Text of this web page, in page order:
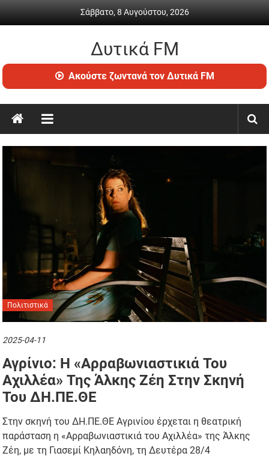
Σάββατο, 8 Αυγούστου, 2026
Δυτικά FM
Ραδιόφωνο
•
ενημέρωση
Ακούστε ζωντανά τον Δυτικά FM
Πολιτιστικά
2025-04-11
Αγρίνιο: Η «Αρραβωνιαστικιά Του
Αχιλλέα» Της Άλκης Ζέη Στην Σκηνή
Του ΔΗ.ΠΕ.ΘΕ
Στην σκηνή του ΔΗ.ΠΕ.ΘΕ Αγρινίου έρχεται η θεατρική
παράσταση η «Αρραβωνιαστικιά του Αχιλλέα» της Άλκης
Ζέη, με τη Γιασεμί Κηλαηδόνη, τη Δευτέρα 28/4